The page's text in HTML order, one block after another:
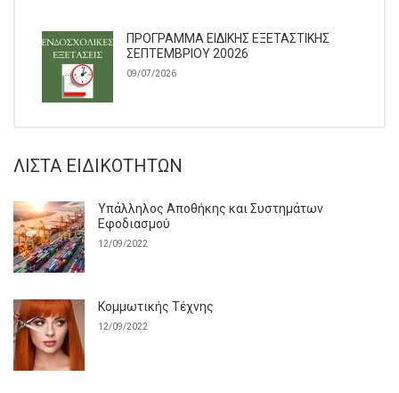
ΠΡΟΓΡΑΜΜΑ ΕΙΔΙΚΗΣ ΕΞΕΤΑΣΤΙΚΗΣ
ΣΕΠΤΕΜΒΡΙΟΥ 20026
09/07/2026
ΛΊΣΤΑ ΕΙΔΙΚΟΤΉΤΩΝ
Υπάλληλος Αποθήκης και Συστημάτων
Εφοδιασμού
12/09/2022
Κομμωτικής Τέχνης
12/09/2022